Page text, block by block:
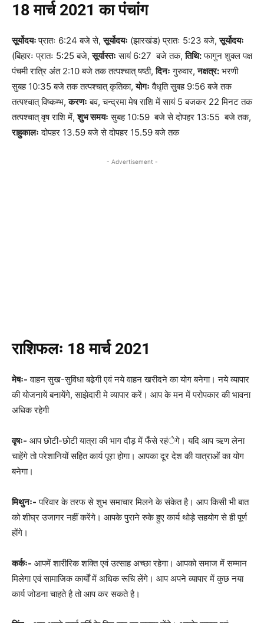
18मार्च2021कापंचांग
सूर्योदयःप्रातः 6:24 बजे से,सूर्योदयः (झारखंड) प्रातः 5:23 बजे,सूर्योदयः
(बिहारः प्रातः 5:25 बजे,सूर्यास्तः सायं 6:27 बजे तक,तिथि:फागुन शुक्ल पक्ष
पंचमी रात्रि अंत 2:10 बजे तक तत्पश्चात् षष्ठी,दिनः गुरुवार,नक्षत्र: भरणी
सुबह 10:35 बजे तक तत्पश्चात् कृतिका,योगः वैधृति सुबह 9:56 बजे तक
तत्पश्चात् विष्कम्भ,करणः बव, चन्द्रमा मेष राशि में सायं 5 बजकर 22 मिनट तक
तत्पश्चात् वृष राशि में,शुभ समयः सुबह 10:59 बजे से दोपहर 13:55 बजे तक,
राहुकालः दोपहर 13.59 बजे से दोपहर 15.59 बजे तक
- Advertisement -
राशिफलः 18 मार्च 2021
मेषः- वाहन सुख-सुविधा बढे़गी एवं नये वाहन खरीदने का योग बनेगा। नये व्यापार
की योजनायें बनायेंगे, साझेदारी मे व्यापार करें। आप के मन में परोपकार की भावना
अधिक रहेगी
वृषः- आप छोटी-छोटी यात्रा की भाग दौड़ में फँसे रहंेगे। यदि आप ऋण लेना
चाहेंगे तो परेशानियों सहित कार्य पूरा होगा। आपका दूर देश की यात्राओं का योग
बनेगा।
मिथुनः- परिवार के तरफ से शुभ समाचार मिलने के संकेत है। आप किसी भी बात
को शीघ्र उजागर नहीं करेंगे। आपके पुराने रुके हुए कार्य थोड़े सहयोग से ही पूर्ण
होंगे।
कर्कः- आपमें शारीरिक शक्ति एवं उत्साह अच्छा रहेगा। आपको समाज में सम्मान
मिलेगा एवं सामाजिक कार्यों में अधिक रूचि लेंगे। आप अपने व्यापार में कुछ नया
कार्य जोडना चाहते है तो आप कर सकते है।